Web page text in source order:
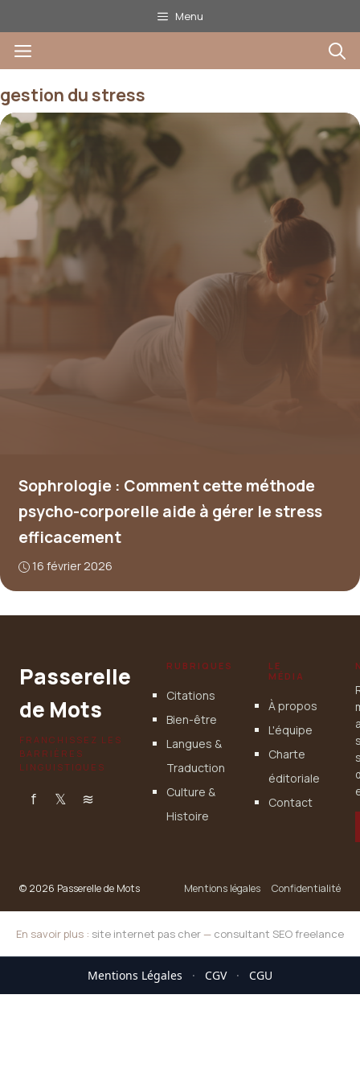
au
contenu
Menu
Menu
gestion du stress
Sophrologie : Comment cette méthode
psycho-corporelle aide à gérer le stress
efficacement
16 février 2026
Passerelle
de Mots
FRANCHISSEZ LES
BARRIÈRES
LINGUISTIQUES
f 𝕏 ≋
RUBRIQUES
Citations
Bien-être
Langues &
Traduction
Culture &
Histoire
LE
MÉDIA
À propos
L'équipe
Charte
éditoriale
Contact
© 2026 Passerelle de Mots Mentions légales Confidentialité
En savoir plus : site internet pas cher — consultant SEO freelance
Mentions Légales · CGV · CGU